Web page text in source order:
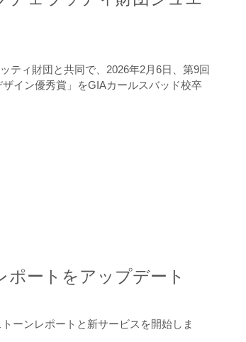
ティ財団と共同で、2026年2月6日、第9回
イン優秀賞」をGIAカールスバッド校卒
ポートをアップデート
ーンレポートと新サービスを開始しま